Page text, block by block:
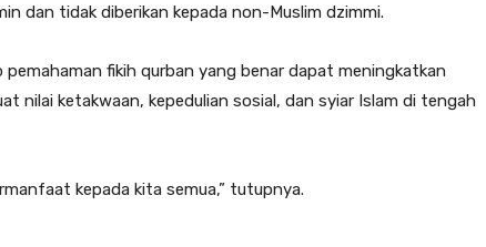
dan tidak diberikan kepada non-Muslim dzimmi.
pemahaman fikih qurban yang benar dapat meningkatkan
nilai ketakwaan, kepedulian sosial, dan syiar Islam di tengah
kepada kita semua,” tutupnya.